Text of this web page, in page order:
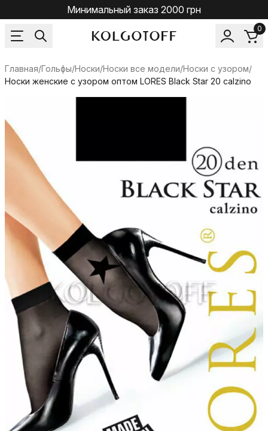
Минимальный заказ 2000 грн
0
Главная/Гольфы/Носки/Носки все модели/Носки с узором/
Носки женские с узором оптом LORES Black Star 20 calzino